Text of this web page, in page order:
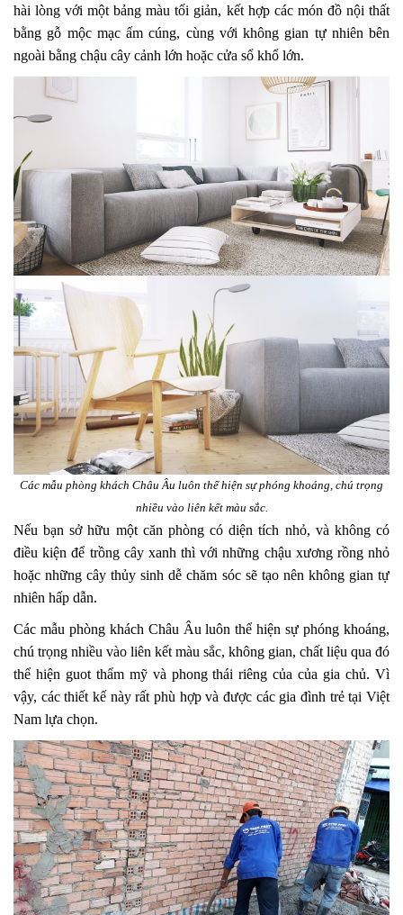
hài lòng với một bảng màu tối giản, kết hợp các món đồ nội thất
bằng gỗ mộc mạc ấm cúng, cùng với không gian tự nhiên bên
ngoài bằng chậu cây cảnh lớn hoặc cửa sổ khổ lớn.
Các mẫu phòng khách Châu Âu luôn thể hiện sự phóng khoáng, chú trọng
nhiều vào liên kết màu sắc.
Nếu bạn sở hữu một căn phòng có diện tích nhỏ, và không có
điều kiện để trồng cây xanh thì với những chậu xương rồng nhỏ
hoặc những cây thủy sinh dễ chăm sóc sẽ tạo nên không gian tự
nhiên hấp dẫn.
Các mẫu phòng khách Châu Âu luôn thể hiện sự phóng khoáng,
chú trọng nhiều vào liên kết màu sắc, không gian, chất liệu qua đó
thể hiện guot thẩm mỹ và phong thái riêng của của gia chủ. Vì
vậy, các thiết kế này rất phù hợp và được các gia đình trẻ tại Việt
Nam lựa chọn.